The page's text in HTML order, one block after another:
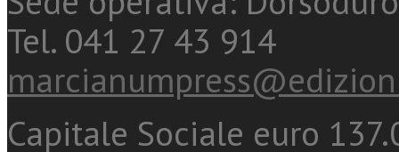
Tel. 041 27 43 914
Capitale Sociale euro